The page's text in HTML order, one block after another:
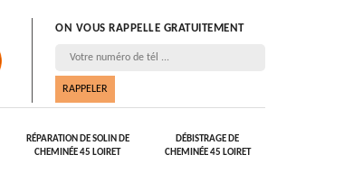
ON VOUS RAPPELLE GRATUITEMENT
RÉPARATION DE SOLIN DE
CHEMINÉE 45 LOIRET
DÉBISTRAGE DE
CHEMINÉE 45 LOIRET